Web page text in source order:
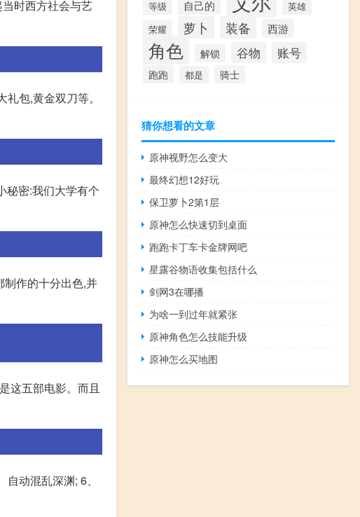
时西方社会与艺
包,黄金双刀等。
秘密:我们大学有个
制作的十分出色,并
这五部电影。而且
动混乱深渊; 6、
等级 自己的 英雄
荣耀 萝卜 装备 西游
角色 解锁 谷物 账号
跑跑 都是 骑士
猜你想看的文章
原神视野怎么变大
最终幻想12好玩
保卫萝卜2第1层
原神怎么快速切到桌面
跑跑卡丁车卡金牌网吧
星露谷物语收集包括什么
剑网3在哪播
为啥一到过年就紧张
原神角色怎么技能升级
原神怎么买地图